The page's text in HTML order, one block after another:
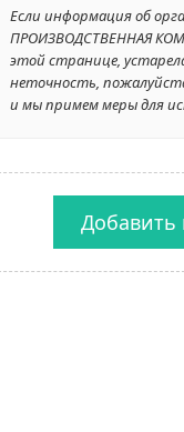
Если информация об
ПРОИЗВОДСТВЕННАЯ
этой странице,
неточность,
и мы примем меры для